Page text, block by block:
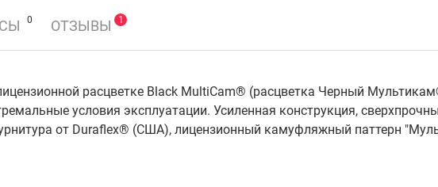
0 ОТЗЫВЫ 1
расцветке Black MultiCam® (расцветка Черный
условия эксплуатации. Усиленная конструкция,
от Duraflex® (США), лицензионный камуфляжный паттерн